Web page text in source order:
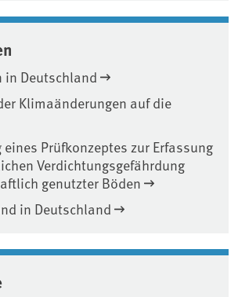
in Deutschland
Klimaänderungen auf die
Prüfkonzeptes zur Erfassung
Verdichtungsgefährdung
genutzter Böden
in Deutschland